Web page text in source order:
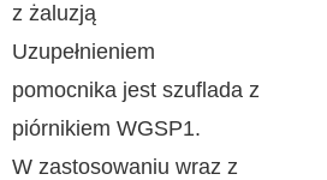
z żaluzją
Uzupełnieniem
pomocnika jest szuflada z
piórnikiem WGSP1.
W zastosowaniu wraz z